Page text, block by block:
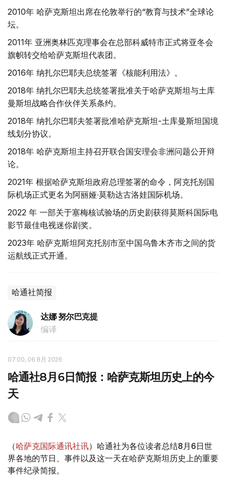
2010年 哈萨克斯坦出席在伦敦举行的“教育与技术”全球论
坛。
2011年 亚洲奥林匹克理事会在总部科威特市正式将亚冬会
旗帜转交给哈萨克斯坦代表团。
2016年 纳扎尔巴耶夫总统签署《核能利用法》。
2018年 纳扎尔巴耶夫总统签署批准关于哈萨克斯坦与土库
曼斯坦战略合作伙伴关系条约。
2018年 纳扎尔巴耶夫签署批准哈萨克斯坦-土库曼斯坦国境
线划分协议。
2018年 哈萨克斯坦主持召开联合国安理会非洲问题公开辩
论。
2021年 根据哈萨克斯坦政府总理签署的命令，阿克托别国
际机场正式更名为阿丽娅∙莫勒达古洛娃国际机场。
2022 年 一部关于塞梅核试验场的历史剧获得莫斯科国际电
影节最佳电视迷你剧奖。
2023年 哈萨克斯坦阿克托别市至中国乌鲁木齐市之间的货
运航线正式开通。
哈通社简报
达娜 努尔巴克提
编译
07:00, 06 8月 2026
哈通社8月6日简报：哈萨克斯坦历史上的今
天
（哈萨克国际通讯社讯）哈通社为各位读者总结8月6日世
界各地的节日、事件以及这一天在哈萨克斯坦历史上的重要
事件纪录简报。